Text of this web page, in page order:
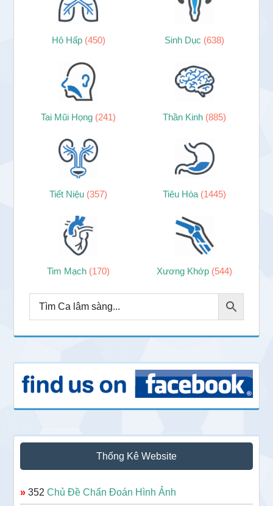
Hô Hấp (450) Sinh Dục (638)
Tai Mũi Họng (241) Thần Kinh (885)
Tiết Niệu (357) Tiêu Hóa (1445)
Tim Mạch (170) Xương Khớp (544)
Thống Kê Website
» 352Chủ Đề Chẩn Đoán Hình Ảnh